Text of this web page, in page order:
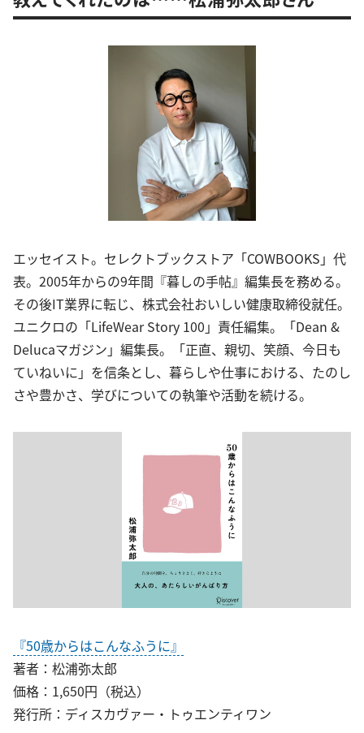
エッセイスト。セレクトブックストア「COWBOOKS」代
表。2005年からの9年間『暮しの手帖』編集長を務める。
その後IT業界に転じ、株式会社おいしい健康取締役就任。
ユニクロの「LifeWear Story 100」責任編集。「Dean &
Delucaマガジン」編集長。「正直、親切、笑顔、今日も
ていねいに」を信条とし、暮らしや仕事における、たのし
さや豊かさ、学びについての執筆や活動を続ける。
『50歳からはこんなふうに』
著者：松浦弥太郎
価格：1,650円（税込）
発行所：ディスカヴァー・トゥエンティワン